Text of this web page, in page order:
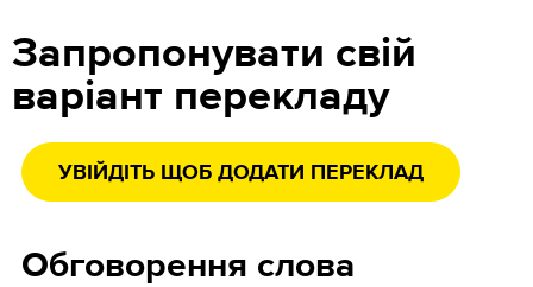
Запропонувати свій
варіант перекладу
УВІЙДІТЬ ЩОБ ДОДАТИ ПЕРЕКЛАД
Обговорення слова